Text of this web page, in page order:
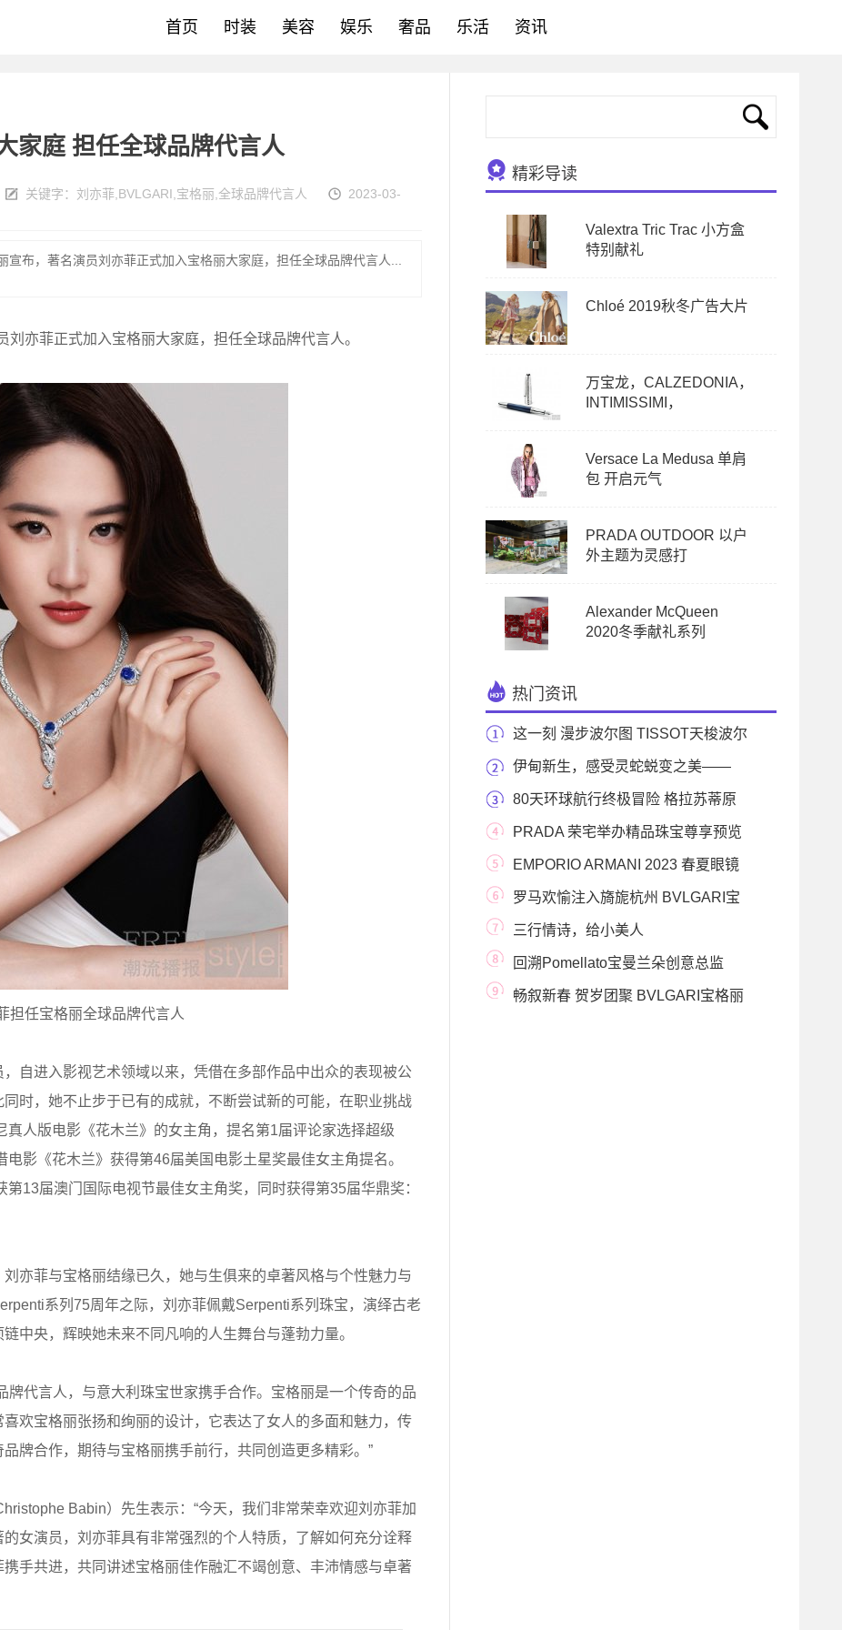
首页 时装 美容 娱乐 奢品 乐活 资讯
家庭 担任全球品牌代言人
关键字： 刘亦菲 BVLGARI 宝格丽 全球品牌代言人
2023-03-
宣布，著名演员刘亦菲正式加入宝格丽大家庭，担任全球品牌代言人...
亦菲正式加入宝格丽大家庭，担任全球品牌代言人。
担任宝格丽全球品牌代言人
自进入影视艺术领域以来，凭借在多部作品中出众的表现被公
时，她不止步于已有的成就，不断尝试新的可能，在职业挑战
人版电影《花木兰》的女主角，提名第1届评论家选择超级
影《花木兰》获得第46届美国电影土星奖最佳女主角提名。
13届澳门国际电视节最佳女主角奖，同时获得第35届华鼎奖：
亦菲与宝格丽结缘已久，她与生俱来的卓著风格与个性魅力与
系列75周年之际，刘亦菲佩戴Serpenti系列珠宝，演绎古老
中央，辉映她未来不同凡响的人生舞台与蓬勃力量。
牌代言人，与意大利珠宝世家携手合作。宝格丽是一个传奇的品
欢宝格丽张扬和绚丽的设计，它表达了女人的多面和魅力，传
牌合作，期待与宝格丽携手前行，共同创造更多精彩。”
Babin）先生表示：“今天，我们非常荣幸欢迎刘亦菲加
女演员，刘亦菲具有非常强烈的个人特质，了解如何充分诠释
手共进，共同讲述宝格丽佳作融汇不竭创意、丰沛情感与卓著
精彩导读
Valextra Tric Trac 小方盒
特别献礼
Chloé 2019秋冬广告大片
万宝龙，CALZEDONIA，
INTIMISSIMI，
Versace La Medusa 单肩
包 开启元气
PRADA OUTDOOR 以户
外主题为灵感打
Alexander McQueen
2020冬季献礼系列
热门资讯
这一刻 漫步波尔图 TISSOT天梭波尔
图腕表于刘亦菲
伊甸新生，感受灵蛇蜕变之美——
BVLGARI宝格丽
80天环球航行终极冒险 格拉苏蒂原
创祝贺鲍里斯
PRADA 荣宅举办精品珠宝尊享预览
EMPORIO ARMANI 2023 春夏眼镜
系列 新型生物基材质眼
罗马欢愉注入旖旎杭州 BVLGARI宝
格丽限时精品店绚
三行情诗，给小美人
回溯Pomellato宝曼兰朵创意总监
——文森佐•卡斯
畅叙新春 贺岁团聚 BVLGARI宝格丽